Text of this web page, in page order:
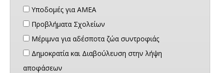
Υποδομές για ΑΜΕΑ
Προβλήματα Σχολείων
Μέριμνα για αδέσποτα ζώα συντροφιάς
Δημοκρατία και Διαβούλευση στην λήψη
αποφάσεων